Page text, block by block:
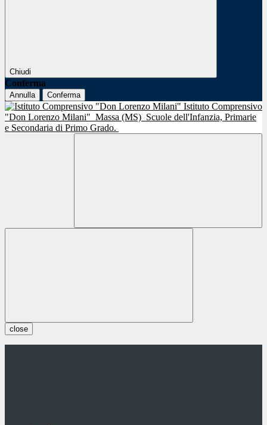
Chiudi
Conferma
Annulla Conferma
Istituto Comprensivo
"Don Lorenzo Milani" Massa (MS) Scuole dell'Infanzia, Primarie
e Secondaria di Primo Grado.
close